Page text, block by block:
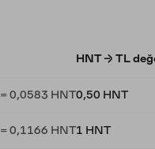
= 0,0583 HNT
= 0,1166 HNT
HNT → TL
0,50 HNT
1 HNT